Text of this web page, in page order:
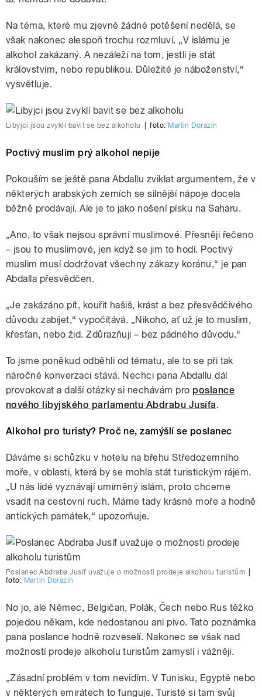
Na téma, které mu zjevně žádné potěšení nedělá, se
však nakonec alespoň trochu rozmluví. „V islámu je
alkohol zakázaný. A nezáleží na tom, jestli je stát
královstvím, nebo republikou. Důležité je náboženství,“
vysvětluje.
Libyjci jsou zvyklí bavit se bez alkoholu foto: Martin Dorazín
Poctivý muslim prý alkohol nepije
Pokouším se ještě pana Abdallu zviklat argumentem, že v
některých arabských zemích se silnější nápoje docela
běžně prodávají. Ale je to jako nošení písku na Saharu.
„Ano, to však nejsou správní muslimové. Přesněji řečeno
– jsou to muslimové, jen když se jim to hodí. Poctivý
muslim musí dodržovat všechny zákazy koránu,“ je pan
Abdalla přesvědčen.
„Je zakázáno pít, kouřit hašiš, krást a bez přesvědčivého
důvodu zabíjet,“ vypočítává. „Nikoho, ať už je to muslim,
křesťan, nebo žid. Zdůrazňuji – bez pádného důvodu.“
To jsme poněkud odběhli od tématu, ale to se při tak
náročné konverzaci stává. Nechci pana Abdallu dál
provokovat a další otázky si nechávám pro poslance
nového libyjského parlamentu Abdrabu Jusífa.
Alkohol pro turisty? Proč ne, zamýšlí se poslanec
Dáváme si schůzku v hotelu na břehu Středozemního
moře, v oblasti, která by se mohla stát turistickým rájem.
„U nás lidé vyznávají umírněný islám, proto chceme
vsadit na cestovní ruch. Máme tady krásné moře a hodně
antických památek,“ upozorňuje.
Poslanec Abdraba Jusíf uvažuje o možnosti prodeje alkoholu turistům
foto: Martin Dorazín
No jo, ale Němec, Belgičan, Polák, Čech nebo Rus těžko
pojedou někam, kde nedostanou ani pivo. Tato poznámka
pana poslance hodně rozveselí. Nakonec se však nad
možností prodeje alkoholu turistům zamyslí i vážněji.
„Zásadní problém v tom nevidím. V Tunisku, Egyptě nebo
v některých emirátech to funguje. Turisté si tam svůj